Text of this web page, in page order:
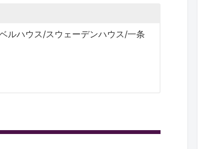
ルハウス/スウェーデンハウス/一条